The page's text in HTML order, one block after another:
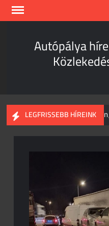
Skip
Autópálya
LEGFRISSEBB HÍREINK
Hihetetlen, mi